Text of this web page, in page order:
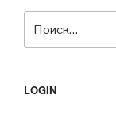
LOGIN